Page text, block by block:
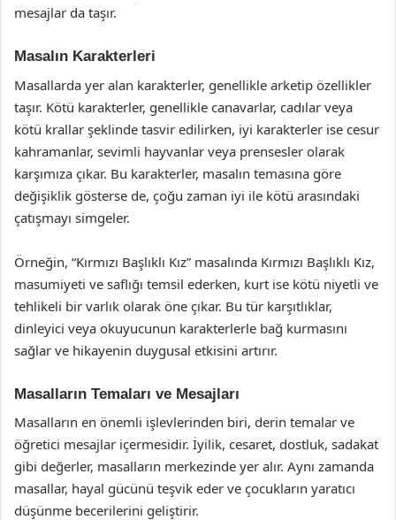
mesajlar da taşır.
Masalın Karakterleri
Masallarda yer alan karakterler, genellikle arketip özellikler
taşır. Kötü karakterler, genellikle canavarlar, cadılar veya
kötü krallar şeklinde tasvir edilirken, iyi karakterler ise cesur
kahramanlar, sevimli hayvanlar veya prensesler olarak
karşımıza çıkar. Bu karakterler, masalın temasına göre
değişiklik gösterse de, çoğu zaman iyi ile kötü arasındaki
çatışmayı simgeler.
Örneğin, “Kırmızı Başlıklı Kız” masalında Kırmızı Başlıklı Kız,
masumiyeti ve saflığı temsil ederken, kurt ise kötü niyetli ve
tehlikeli bir varlık olarak öne çıkar. Bu tür karşıtlıklar,
dinleyici veya okuyucunun karakterlerle bağ kurmasını
sağlar ve hikayenin duygusal etkisini artırır.
Masalların Temaları ve Mesajları
Masalların en önemli işlevlerinden biri, derin temalar ve
öğretici mesajlar içermesidir. İyilik, cesaret, dostluk, sadakat
gibi değerler, masalların merkezinde yer alır. Aynı zamanda
masallar, hayal gücünü teşvik eder ve çocukların yaratıcı
düşünme becerilerini geliştirir.